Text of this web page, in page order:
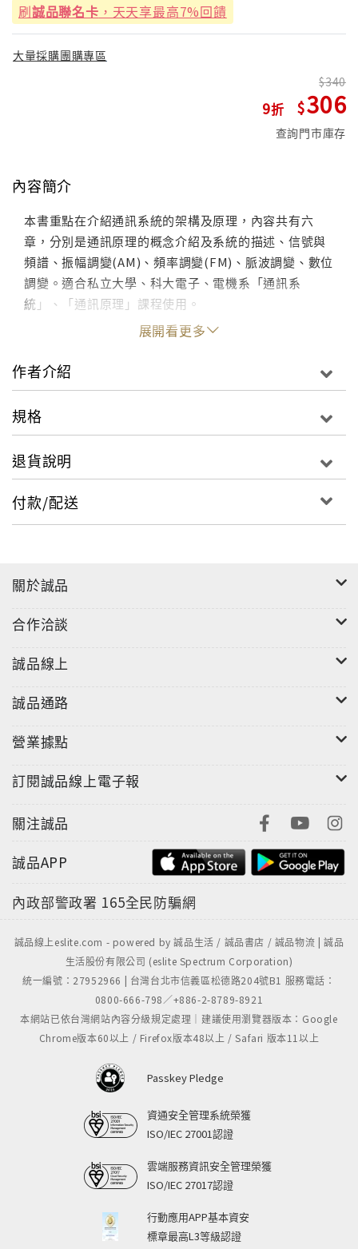
刷誠品聯名卡 ，天天享最高7%回饋
大量採購團購專區
9
340
306
查詢門市庫存
內容簡介
本書重點在介紹通訊系統的架構及原理，內容共有六
章，分別是通訊原理的概念介紹及系統的描述、信號與
頻譜、振幅調變(AM)、頻率調變(FM)、脈波調變、數位
調變。適合私立大學、科大電子、電機系「通訊系
統」、「通訊原理」課程使用。
展開看更多
作者介紹
規格
退貨說明
付款/配送
關於誠品
合作洽談
誠品線上
誠品通路
營業據點
訂閱誠品線上電子報
關注誠品
誠品APP
內政部警政署 165全民防騙網
誠品線上eslite.com - powered by 誠品生活 / 誠品書店 / 誠品物流 | 誠品
生活股份有限公司 (eslite Spectrum Corporation)
統一編號：27952966 | 台灣台北市信義區松德路204號B1 服務電話：
0800-666-798／+886-2-8789-8921
本網站已依台灣網站內容分級規定處理｜建議使用瀏覽器版本：Google
Chrome版本60以上 / Firefox版本48以上 / Safari 版本11以上
Passkey Pledge
資通安全管理系統榮獲
ISO/IEC 27001認證
雲端服務資訊安全管理榮獲
ISO/IEC 27017認證
行動應用APP基本資安
標章最高L3等級認證